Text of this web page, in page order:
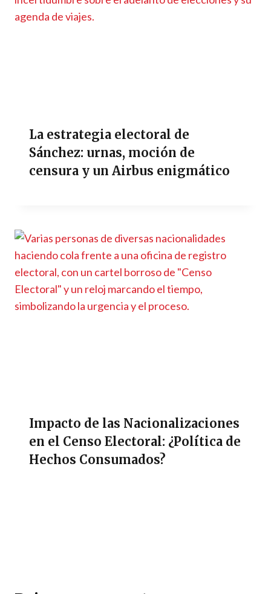
La estrategia electoral de
Sánchez: urnas, moción de
censura y un Airbus enigmático
Impacto de las Nacionalizaciones
en el Censo Electoral: ¿Política de
Hechos Consumados?